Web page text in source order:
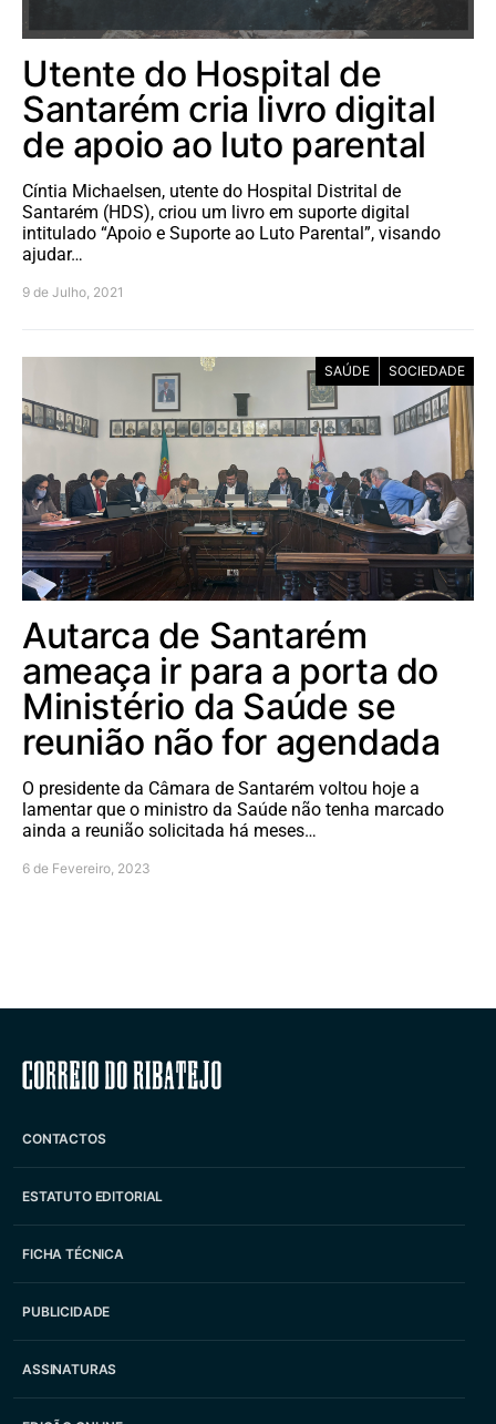
Utente do Hospital de
Santarém cria livro digital
de apoio ao luto parental
Cíntia Michaelsen, utente do Hospital Distrital de
Santarém (HDS), criou um livro em suporte digital
intitulado “Apoio e Suporte ao Luto Parental”, visando
ajudar…
9 de Julho, 2021
SAÚDE SOCIEDADE
Autarca de Santarém
ameaça ir para a porta do
Ministério da Saúde se
reunião não for agendada
O presidente da Câmara de Santarém voltou hoje a
lamentar que o ministro da Saúde não tenha marcado
ainda a reunião solicitada há meses…
6 de Fevereiro, 2023
Correio do Ribatejo
CONTACTOS
ESTATUTO EDITORIAL
FICHA TÉCNICA
PUBLICIDADE
ASSINATURAS